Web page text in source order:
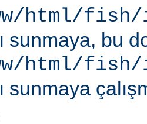
html/
sunmaya, bu
html/fish/
sunmaya